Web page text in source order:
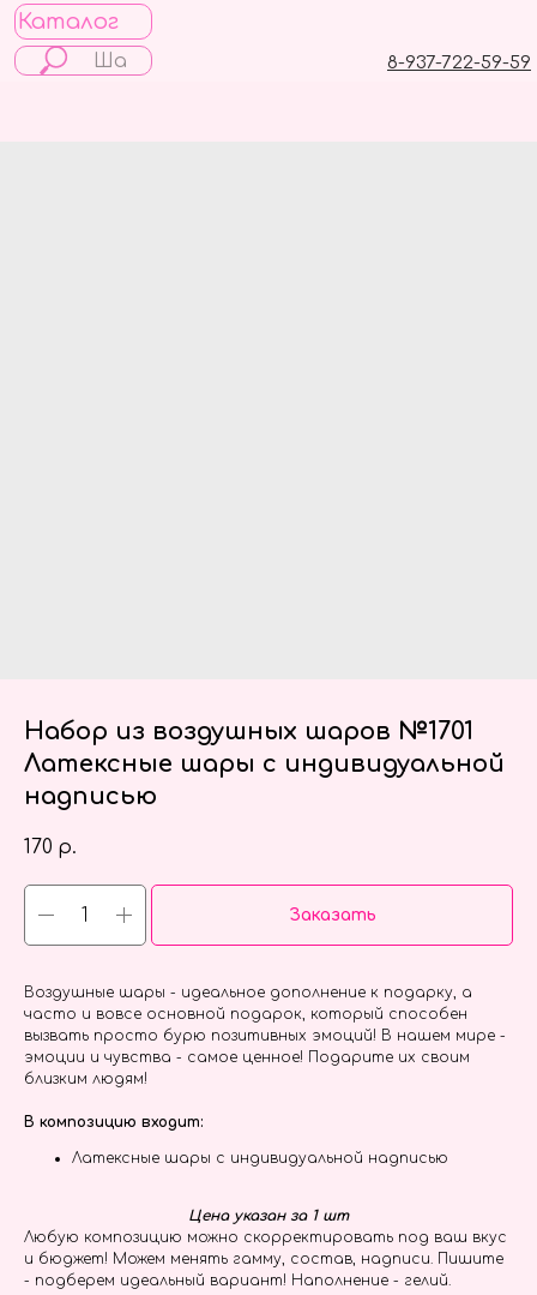
Каталог
8-937-722-59-59
Набор из воздушных шаров №1701
Латексные шары с индивидуальной
надписью
170 р.
Заказать
Воздушные шары - идеальное дополнение к подарку, а
часто и вовсе основной подарок, который способен
вызвать просто бурю позитивных эмоций! В нашем мире -
эмоции и чувства - самое ценное! Подарите их своим
близким людям!
В композицию входит:
Латексные шары с индивидуальной надписью
Цена указан за 1 шт
Любую композицию можно скорректировать под ваш вкус
и бюджет! Можем менять гамму, состав, надписи. Пишите
- подберем идеальный вариант! Наполнение - гелий.